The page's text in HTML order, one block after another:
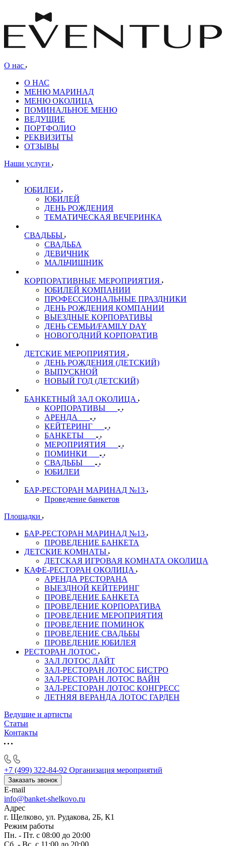
О нас
О НАС
МЕНЮ МАРИНАД
МЕНЮ ОКОЛИЦА
ПОМИНАЛЬНОЕ МЕНЮ
ВЕДУЩИЕ
ПОРТФОЛИО
РЕКВИЗИТЫ
ОТЗЫВЫ
Наши услуги
ЮБИЛЕИ
ЮБИЛЕЙ
ДЕНЬ РОЖДЕНИЯ
ТЕМАТИЧЕСКАЯ ВЕЧЕРИНКА
СВАДЬБЫ
СВАДЬБА
ДЕВИЧНИК
МАЛЬЧИШНИК
КОРПОРАТИВНЫЕ МЕРОПРИЯТИЯ
ЮБИЛЕЙ КОМПАНИИ
ПРОФЕССИОНАЛЬНЫЕ ПРАЗДНИКИ
ДЕНЬ РОЖДЕНИЯ КОМПАНИИ
ВЫЕЗДНЫЕ КОРПОРАТИВЫ
ДЕНЬ СЕМЬИ/FAMILY DAY
НОВОГОДНИЙ КОРПОРАТИВ
ДЕТСКИЕ МЕРОПРИЯТИЯ
ДЕНЬ РОЖДЕНИЯ (ДЕТСКИЙ)
ВЫПУСКНОЙ
НОВЫЙ ГОД (ДЕТСКИЙ)
БАНКЕТНЫЙ ЗАЛ ОКОЛИЦА
КОРПОРАТИВЫ
АРЕНДА
КЕЙТЕРИНГ
БАНКЕТЫ
МЕРОПРИЯТИЯ
ПОМИНКИ
СВАДЬБЫ
ЮБИЛЕИ
БАР-РЕСТОРАН МАРИНАД №13
Проведение банкетов
Площадки
БАР-РЕСТОРАН МАРИНАД №13
ПРОВЕДЕНИЕ БАНКЕТА
ДЕТСКИЕ КОМНАТЫ
ДЕТСКАЯ ИГРОВАЯ КОМНАТА ОКОЛИЦА
КАФЕ-РЕСТОРАН ОКОЛИЦА
АРЕНДА РЕСТОРАНА
ВЫЕЗДНОЙ КЕЙТЕРИНГ
ПРОВЕДЕНИЕ БАНКЕТА
ПРОВЕДЕНИЕ КОРПОРАТИВА
ПРОВЕДЕНИЕ МЕРОПРИЯТИЯ
ПРОВЕДЕНИЕ ПОМИНОК
ПРОВЕДЕНИЕ СВАДЬБЫ
ПРОВЕДЕНИЕ ЮБИЛЕЯ
РЕСТОРАН ЛОТОС
ЗАЛ ЛОТОС ЛАЙТ
ЗАЛ-РЕСТОРАН ЛОТОС БИСТРО
ЗАЛ-РЕСТОРАН ЛОТОС ВАЙН
ЗАЛ-РЕСТОРАН ЛОТОС КОНГРЕСС
ЛЕТНЯЯ ВЕРАНДА ЛОТОС ГАРДЕН
Ведущие и артисты
Статьи
Контакты
+7 (499) 322-84-92 Организация мероприятий
Заказать звонок
E-mail
info@banket-shelkovo.ru
Адрес
г. Щелково, ул. Рудакова, 2Б, К1
Режим работы
Пн. - Пт. с 08:00 до 20:00
Сб. - Вс. с 11:00 до 20:00